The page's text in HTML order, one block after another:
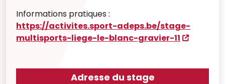
Informations pratiques :
https://activites.sport-adeps.be/stage-
multisports-liege-le-blanc-gravier-11
Adresse du stage